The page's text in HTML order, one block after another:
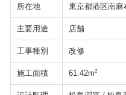
所在地 東京都港区南麻
主要用途 店舗
工事種別 改修
施工面積 61.42m2